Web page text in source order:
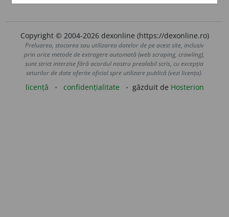
Copyright © 2004-2026 dexonline (https://dexonline.ro)
Preluarea, stocarea sau utilizarea datelor de pe acest site, inclusiv
prin orice metode de extragere automată (web scraping, crawling),
sunt strict interzise fără acordul nostru prealabil scris, cu excepția
seturilor de date oferite oficial spre utilizare publică (vezi licența).
licență confidențialitate găzduit de Hosterion